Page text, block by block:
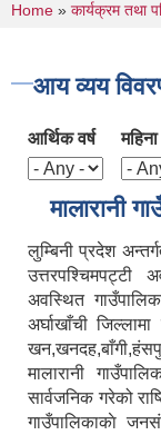
You are
Home » कार्यक्रम तथा
आय व्यय
आर्थिक वर्ष महिना
मालारानी
लुम्बिनी प्रदेश
उत्तरपश्चिमपट्टी
अवस्थित
अर्घाखाँची
मालारानी
सार्वजनिक गरेको
गाउँपालिकाकाे